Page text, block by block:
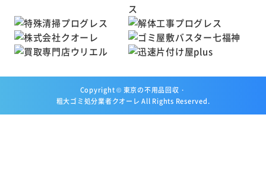
Copyright © 東京の不用品回収・
粗大ゴミ処分業者クオーレ All Rights Reserved.